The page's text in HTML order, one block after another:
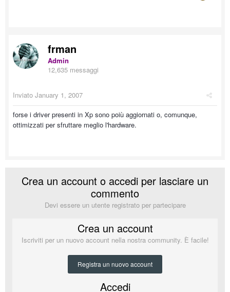
frman
Admin
12,635 messaggi
Inviato January 1, 2007
forse i driver presenti in Xp sono poiù aggiornati o, comunque,
ottimizzati per sfruttare meglio l'hardware.
Crea un account o accedi per lasciare un
commento
Devi essere un utente registrato per partecipare
Crea un account
Iscriviti per un nuovo account nella nostra community. È facile!
Registra un nuovo account
Accedi